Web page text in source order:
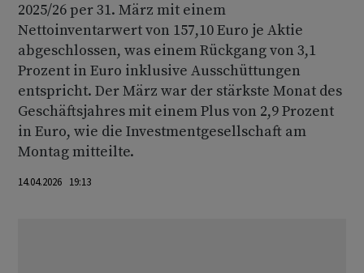
2025/26 per 31. März mit einem
Nettoinventarwert von 157,10 Euro je Aktie
abgeschlossen, was einem Rückgang von 3,1
Prozent in Euro inklusive Ausschüttungen
entspricht. Der März war der stärkste Monat des
Geschäftsjahres mit einem Plus von 2,9 Prozent
in Euro, wie die Investmentgesellschaft am
Montag mitteilte.
14.04.2026 19:13